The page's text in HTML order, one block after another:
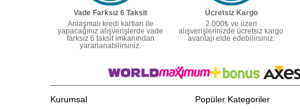
Vade Farksız 6 Taksit
Anlaşmalı kredi kartları ile
yapacağınız alışverişlerde vade
farksız 6 taksit imkanından
yararlanabilirsiniz.
Ücretsiz Kargo
2.000₺ ve üzeri
alışverişlerinizde ücretsiz kargo
avantajı elde edebilirsiniz.
Kurumsal Popüler Kategoriler